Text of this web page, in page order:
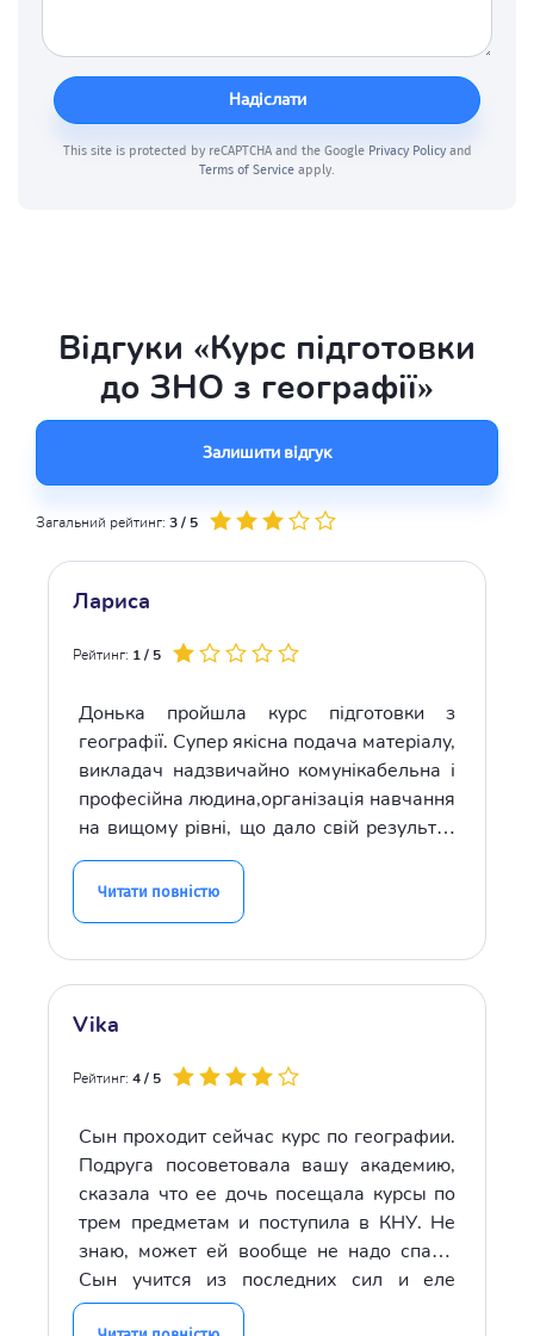
Надіслати
This site is protected by reCAPTCHA and the Google Privacy Policyand
Terms of Service apply.
Відгуки «Курс підготовки
до ЗНО з географії»
Залишити відгук
Загальний рейтинг: 3 / 5
Лариса
Рейтинг: 1 / 5
Донька пройшла курс підготовки з
географії. Супер якісна подача матеріалу,
викладач надзвичайно комунікабельна і
професійна людина,організація навчання
на вищому рівні, що дало свій результат
на НМТ. Величезне спасибі окремо
викладачу пану Петру та всій команді!
Читати повністю
Vika
Рейтинг: 4 / 5
Сын проходит сейчас курс по географии.
Подруга посоветовала вашу академию,
сказала что ее дочь посещала курсы по
трем предметам и поступила в КНУ. Не
знаю, может ей вообще не надо спать.
Сын учится из последних сил и еле
успевает и школу и кружки, и вот еще